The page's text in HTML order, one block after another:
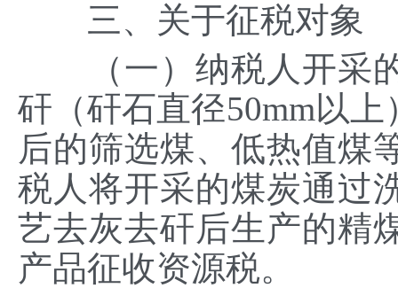
三、关于征税对象
（一）纳税人开采的
矸（矸石直径50mm以
后的筛选煤、低热值煤
税人将开采的煤炭通过
艺去灰去矸后生产的精
产品征收资源税。